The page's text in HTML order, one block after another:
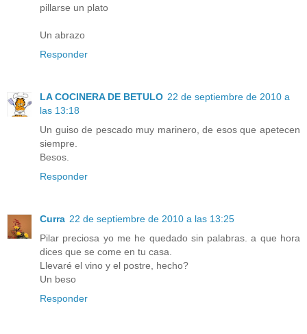
pillarse un plato
Un abrazo
Responder
LA COCINERA DE BETULO 22 de septiembre de 2010 a
las 13:18
Un guiso de pescado muy marinero, de esos que apetecen
siempre.
Besos.
Responder
Curra 22 de septiembre de 2010 a las 13:25
Pilar preciosa yo me he quedado sin palabras. a que hora
dices que se come en tu casa.
Llevaré el vino y el postre, hecho?
Un beso
Responder